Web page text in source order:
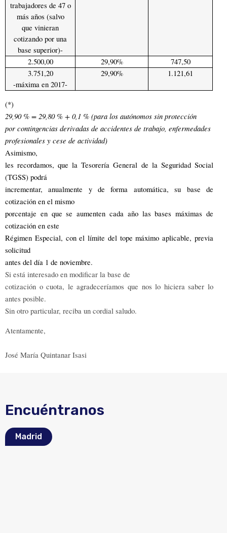
trabajadores de 47 o
más años (salvo
que vinieran
cotizando por una
base superior)-
2.500,00 29,90%
747,50
3.751,20
-máxima en 2017-
29,90% 1.121,61
(*)
29,90 % = 29,80 % + 0,1 % (para los autónomos sin protección
por contingencias derivadas de acci­dentes de trabajo, enfermedades
profesionales y cese de actividad)
Asimismo,
les recordamos, que la Tesorería General de la Seguridad Social
(TGSS) podrá
incrementar, anualmente y de forma automática, su base de
cotización en el mis­mo
porcentaje en que se aumenten cada año las bases máximas de
cotiza­ción en este
Régimen Especial, con el límite del tope máximo aplicable, pre­via
solicitud
antes del día 1 de noviembre.
Si está interesado en modificar la base de
cotización o cuota, le agradeceríamos que nos lo hiciera saber lo
antes posible.
Sin otro particular, reciba un cordial saludo.
Atentamente,
José María Quintanar Isasi
Encuéntranos
Madrid